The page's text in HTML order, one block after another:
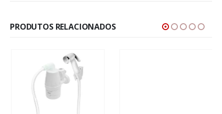
PRODUTOS RELACIONADOS